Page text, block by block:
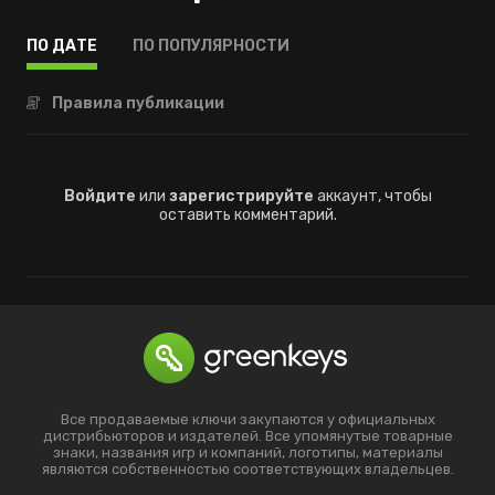
ПО ДАТЕ ПО ПОПУЛЯРНОСТИ
Правила публикации
Войдите или зарегистрируйте аккаунт, чтобы
оставить комментарий.
Все продаваемые ключи закупаются у официальных
дистрибьюторов и издателей. Все упомянутые товарные
знаки, названия игр и компаний, логотипы, материалы
являются собственностью соответствующих владельцев.